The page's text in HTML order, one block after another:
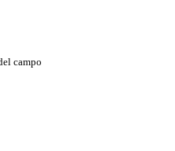
campo